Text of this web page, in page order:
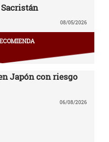
08/05/2026
Japón con riesgo
06/08/2026